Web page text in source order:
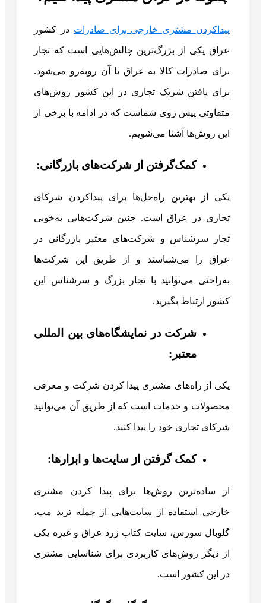
پیداکردن مشتری خارجی برای صادرات در کشور
عراق یکی از بزرگ‌ترین چالش‌هایی است که تجار
برای صادرات کالا به عراق با آن روبه‌رو می‌شود.
برای یافتن شریک تجاری در این کشور روش‌های
متفاوتی پیش روی شماست که در ادامه با برخی از
این روش‌ها آشنا می‌شویم.
کمک‌گرفتن از شرکت‌های بازرگانی:
یکی از بهترین راه‌حل‌ها برای پیداکردن شرکای
تجاری در عراق است. چنین شرکت‌هایی به‌خوبی
تجار سرشناس و شرکت‌های معتبر بازرگانی در
عراق را می‌شناسند و از طریق این شرکت‌ها
به‌راحتی می‌توانید با تجار بزرگ و سرشناس این
کشور ارتباط بگیرید.
شرکت در نمایشگاه‌های بین‌ المللی
معتبر:
یکی از راه‌های مشتری پیدا کردن شرکت و معرفی
محصولات و خدمات است که از طریق آن می‌توانید
شرکای تجاری خود را پیدا کنید.
کمک گرفتن از سایت‌‌ها و ابزارها:
از ساده‌ترین روش‌ها برای پیدا کردن مشتری
خارجی استفاده از سایت‌هایی از جمله ترید مپ،
گلوبال سورس، سایت کتاب زرد عراق و غیره یکی
از دیگر روش‌های کاربردی برای شناسایی مشتری
در این کشور است.